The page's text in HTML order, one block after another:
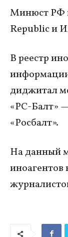
Минюст РФ
Republic и
В реестр
диджитал
«РС-Балт»
«Росбалт».
На данный
иноагентов